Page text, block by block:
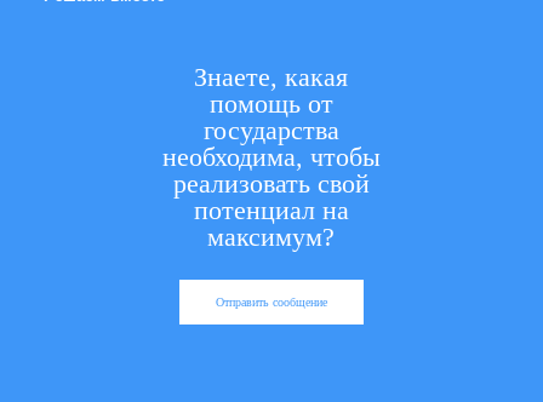
Знаете, какая
помощь от
государства
необходима, чтобы
реализовать свой
потенциал на
максимум?
Отправить сообщение